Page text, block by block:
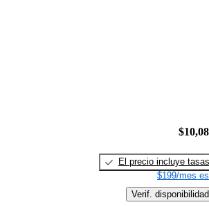
El precio incluye tasas
$199/mes
Verif. disponibilidad